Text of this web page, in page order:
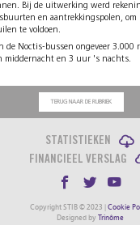
Bij de uitwerking werd
en aantrekkingspolen, om
te voldoen.
de Noctis-bussen ongeveer 3.000
middernacht en 3 uur 's nachts.
TERUG NAAR DE RUBRIEK
STATISTIEKEN
FINANCIEEL VERSLAG
Copyright STIB © 2023 | Cookie
Designed by Trinôme